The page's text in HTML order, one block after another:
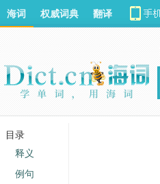
海词 权威词典 翻译
目录
释义
例句